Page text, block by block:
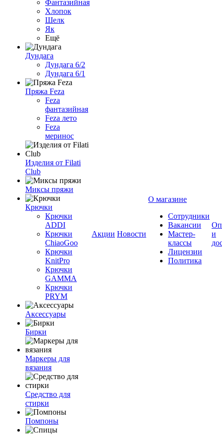
Фантазийная
Хлопок
Шелк
Як
Ещё
Дундага
Дундага 6/2
Дундага 6/1
Пряжа Feza
Feza
фантазийная
Feza лето
Feza
меринос
Изделия от Filati
Club
Миксы пряжи
Крючки
Крючки
ADDI
Крючки
ChiaoGoo
Крючки
KnitPro
Крючки
GAMMA
Крючки
PRYM
Аксессуары
Бирки
Маркеры для
вязания
Средство для
стирки
Помпоны
Акции Новости
О магазине
Сотрудники
Вакансии
Мастер-
классы
Лицензии
Политика
и